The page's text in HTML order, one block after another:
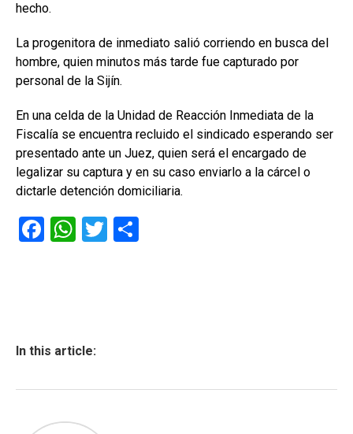
hecho.
La progenitora de inmediato salió corriendo en busca del
hombre, quien minutos más tarde fue capturado por
personal de la Sijín.
En una celda de la Unidad de Reacción Inmediata de la
Fiscalía se encuentra recluido el sindicado esperando ser
presentado ante un Juez, quien será el encargado de
legalizar su captura y en su caso enviarlo a la cárcel o
dictarle detención domiciliaria.
F
ok
W
p
T
In this article: